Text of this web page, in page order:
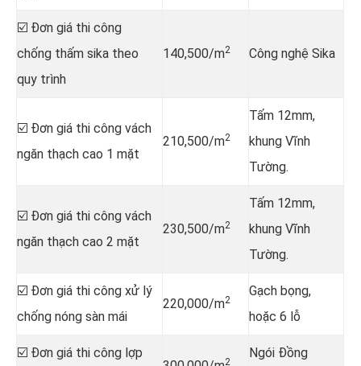
☑️ Đơn giá thi công
chống thấm sika theo
quy trình
140,500/m2 Công nghệ Sika
☑️ Đơn giá thi công vách
ngăn thạch cao 1 mặt
210,500/m2
Tấm 12mm,
khung Vĩnh
Tường.
☑️ Đơn giá thi công vách
ngăn thạch cao 2 mặt
230,500/m2
Tấm 12mm,
khung Vĩnh
Tường.
☑️ Đơn giá thi công xử lý
chống nóng sàn mái
220,000/m2
Gạch bọng,
hoặc 6 lỗ
☑️ Đơn giá thi công lợp
2
Ngói Đồng